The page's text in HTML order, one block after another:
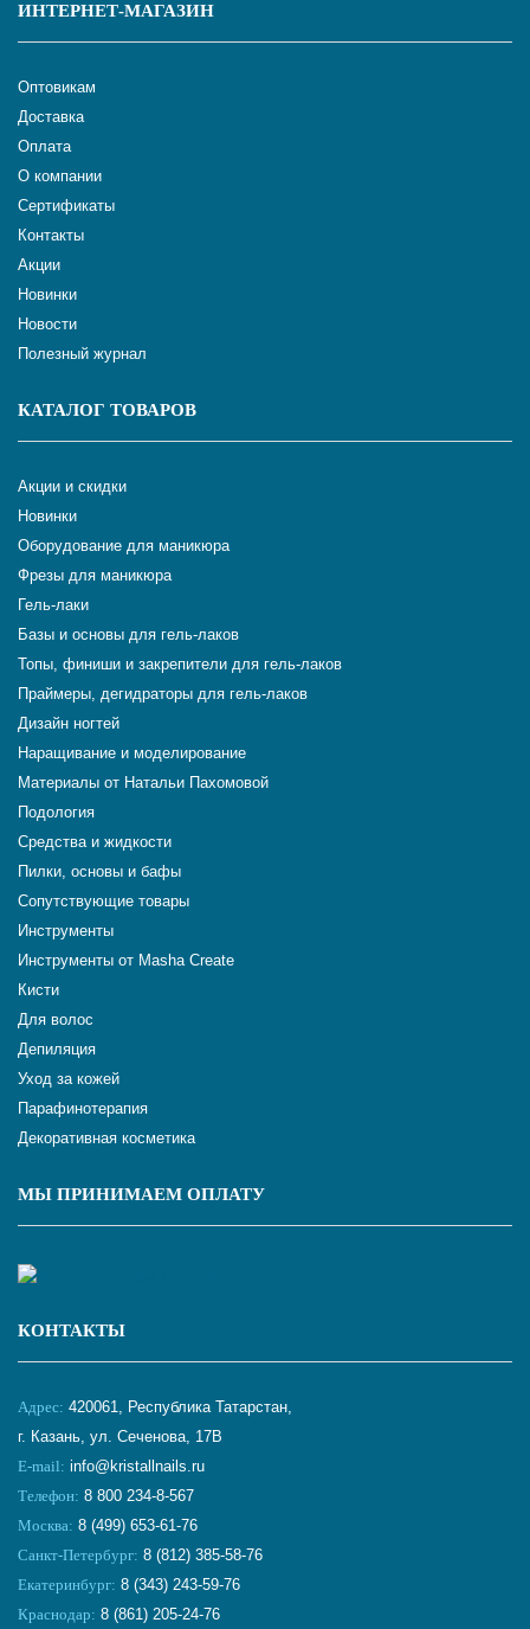
ИНТЕРНЕТ-МАГАЗИН
Оптовикам
Доставка
Оплата
О компании
Сертификаты
Контакты
Акции
Новинки
Новости
Полезный журнал
КАТАЛОГ ТОВАРОВ
Акции и скидки
Новинки
Оборудование для маникюра
Фрезы для маникюра
Гель-лаки
Базы и основы для гель-лаков
Топы, финиши и закрепители для гель-лаков
Праймеры, дегидраторы для гель-лаков
Дизайн ногтей
Наращивание и моделирование
Материалы от Натальи Пахомовой
Подология
Средства и жидкости
Пилки, основы и бафы
Сопутствующие товары
Инструменты
Инструменты от Masha Create
Кисти
Для волос
Депиляция
Уход за кожей
Парафинотерапия
Декоративная косметика
МЫ ПРИНИМАЕМ ОПЛАТУ
КОНТАКТЫ
Адрес: 420061, Республика Татарстан,
г. Казань, ул. Сеченова, 17В
E-mail: info@kristallnails.ru
Телефон: 8 800 234-8-567
Москва: 8 (499) 653-61-76
Санкт-Петербург: 8 (812) 385-58-76
Екатеринбург: 8 (343) 243-59-76
Краснодар: 8 (861) 205-24-76